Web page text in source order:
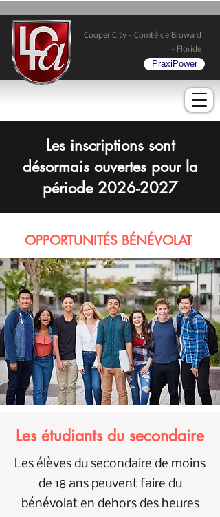
Cooper City - Comté de Broward
- Floride
PraxiPower
Les inscriptions sont
désormais ouvertes pour la
période 2026-2027
OPPORTUNITÉS BÉNÉVOLAT
Les étudiants du secondaire
Les élèves du secondaire de moins
de 18 ans peuvent faire du
bénévolat en dehors des heures